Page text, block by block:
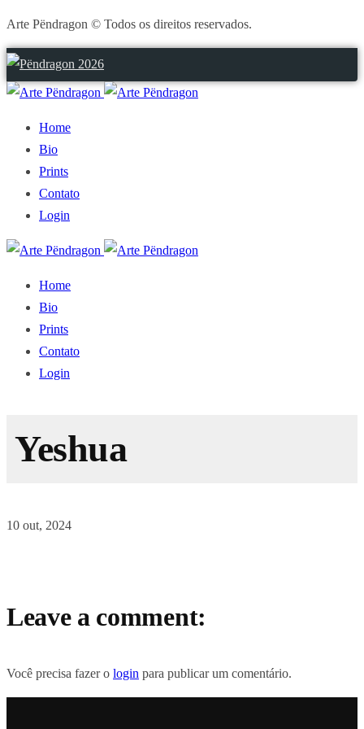
Arte Pëndragon © Todos os direitos reservados.
Home
Bio
Prints
Contato
Login
Home
Bio
Prints
Contato
Login
Yeshua
10 out, 2024
Leave a comment:
Você precisa fazer o login para publicar um comentário.